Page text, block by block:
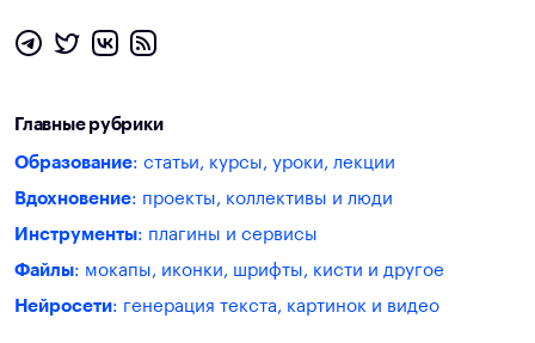
Главные рубрики
Образование: статьи, курсы, уроки, лекции
Вдохновение: проекты, коллективы и люди
Инструменты: плагины и сервисы
Файлы: мокапы, иконки, шрифты, кисти и другое
Нейросети: генерация текста, картинок и видео